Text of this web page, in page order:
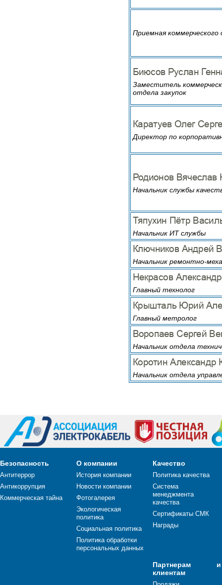
Приемная коммерческого
Заместитель
отдела закупок
Директор по
Начальник службы
Начальник ИТ службы
Начальник ремонтно-
Главный технолог
Главный метролог
Начальник отдела
Начальник отдела
Безопасность
Антитеррор
Антикоррупция
Коммерческая тайна
О компании
История компании
Новости компании
Фотогалерея
Экологическая
политика
Социальная политика
Политика обработки
персональных данных
Качество
Политика качества
Система
менеджмента
качества
Сертификаты СМК
Награды
Партнерам и
клиентам